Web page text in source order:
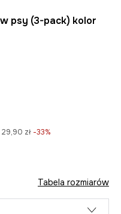
psy (3-pack) kolor
29,90 zł -33%
Tabela rozmiarów